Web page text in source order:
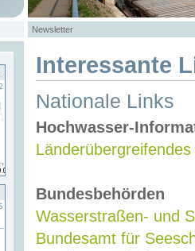
Newsletter
Interessante
Nationale Links
Hochwasser-
Bundesbehörden
Wasserstraßen- und
Bundesamt für